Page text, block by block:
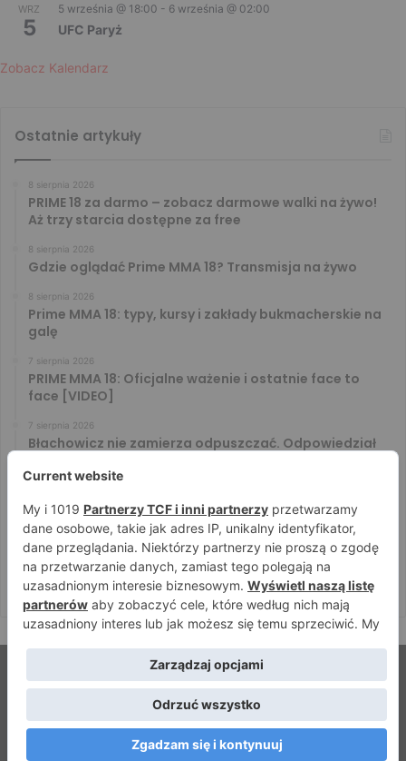
WRZ
5
5 września @ 18:00 - 6 września @ 02:00
UFC Paryż
Zobacz Kalendarz
Ostatnie artykuły
8 sierpnia 2026
PRIME 18 za darmo – zobacz darmowe walki na żywo!
Aż trzy starcia dostępne za free
8 sierpnia 2026
Gdzie oglądać Prime MMA 18? Transmisja na żywo
8 sierpnia 2026
Prime MMA 18: typy, kursy i zakłady bukmacherskie na
galę
7 sierpnia 2026
PRIME MMA 18: Oficjalne ważenie i ostatnie face to
face [VIDEO]
7 sierpnia 2026
Błachowicz nie zamierza odpuszczać. Odpowiedział
Menedżer Gaethje zdradził plany mistrza UFC: Gdyby
zakończył karierę dzisiaj, byłbym…
7 sierpnia 2026
Vitalii Yakymenko będzie bronił pasa na XTB KSW 122!
Marcello Morelli przed kolejną wielką szansą
Home
Redakcja Kontakt
FacebookYouTube
RSS